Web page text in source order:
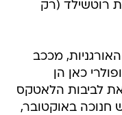
רוטשילד (רק
מככב
כאן הן
לביבות הלאטקס
חנוכה באוקטובר,